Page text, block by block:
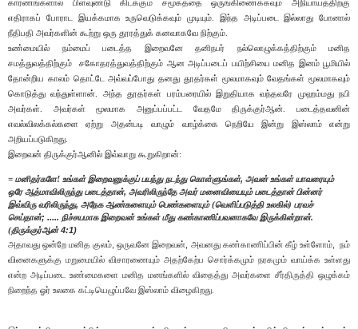
காரணங்களால் பிளவுண்டு கிடக்கும் சமூகத்தை ஒருங்கிணைக்கவும் அநியாயத்திற்கு
எதிராகப் போராட இயக்கமாக உருவெடுக்கவும் முடியும். இந்த அடிப்படை இல்லாது போனால்
நீதிபதி அவர்களின் கூற்று ஒரு தூரத்துக் கனவாகவே நிற்கும்.
உண்மையில் நம்மைப் படைத்த இறைவனே தனிநபர் நல்லொழுக்கத்திற்கும் மனித
சமத்துவத்திற்கும் சகோதரத்துவத்திற்கும் ஆன அடிப்படைப் பயிற்சியை மனித இனம் பூமியில்
தோன்றிய காலம் தொட்டே அவ்வப்போது தனது தூதர்கள் மூலமாகவும் வேதங்கள் மூலமாகவும்
கொடுத்து வந்துள்ளான். அந்த தூதர்கள் பரம்பரையில் இறுதியாக வந்தவரே முஹம்மது நபி
அவர்கள். அவர்கள் மூலமாக அனுப்பப்பட்ட வேதமே திருக்குர்ஆன். படைத்தவனின்
எவல்விலக்கல்களை ஏற்று அதன்படி வாழும் வாழ்க்கை நெறியே இன்று இஸ்லாம் என்று
அறியப்படுகிறது.
இறைவன் திருக்குர்ஆனில் இவ்வாறு கூறுகிறான்:
= மனிதர்களே! உங்கள் இறைவனுக்குப் பயந்து நடந்து கொள்ளுங்கள், அவன் உங்கள் யாவரையும்
ஒரே ஆத்மாவிலிருந்து படைத்தான், அவரிலிருந்தே அவர் மனைவியையும் படைத்தான் பின்னர்
இவ்விரு வரிலிருந்து, அநேக ஆண்களையும் பெண்களையும் (வெளிப்படுத்தி உலகில்) பரவச்
செய்தான்; ..... நிச்சயமாக இறைவன் உங்கள் மீது கண்காணிப்பவனாகவே இருக்கின்றான்.
(திருக்குர்ஆன்4:1)
அதாவது ஒன்றே மனித குலம் ,ஒருவனே இறைவன் அவனது கண்காணிப்பின் கீழ் உள்ளோம்,
நம்
வினைகளுக்கு மறுமையில் விசாரணையும் அதற்கேற்ப சொர்க்கமும் நரகமும் வாய்க்க உள்ளது
என்ற அடிப்படை உண்மைகளை மனித மனங்களில் விதைத்து அவர்களை சீர்திருத்தி ஒழுக்கம்
நிறைந்த ஓர் உலகை கட்டியெழுப்பவே இஸ்லாம் விழைகிறது.